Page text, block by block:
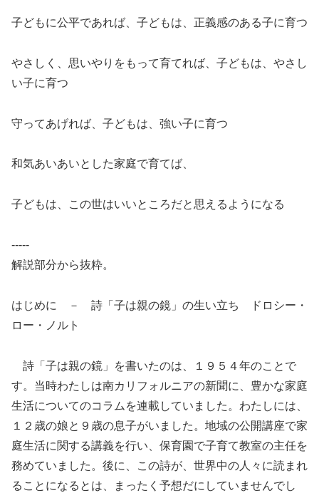
子どもに公平であれば、子どもは、正義感のある子に育つ
やさしく、思いやりをもって育てれば、子どもは、やさし
い子に育つ
守ってあげれば、子どもは、強い子に育つ
和気あいあいとした家庭で育てば、
子どもは、この世はいいところだと思えるようになる
-----
解説部分から抜粋。
はじめに － 詩「子は親の鏡」の生い立ち ドロシー・
ロー・ノルト
詩「子は親の鏡」を書いたのは、１９５４年のことで
す。当時わたしは南カリフォルニアの新聞に、豊かな家庭
生活についてのコラムを連載していました。わたしには、
１２歳の娘と９歳の息子がいました。地域の公開講座で家
庭生活に関する講義を行い、保育園で子育て教室の主任を
務めていました。後に、この詩が、世界中の人々に読まれ
ることになるとは、まったく予想だにしていませんでし